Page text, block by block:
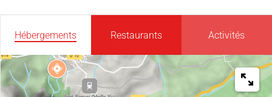
Hébergements Restaurants Activités